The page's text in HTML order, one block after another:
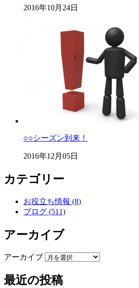
2016年10月24日
○○シーズン到来！
2016年12月05日
カテゴリー
お役立ち情報 (8)
ブログ (511)
アーカイブ
アーカイブ
最近の投稿